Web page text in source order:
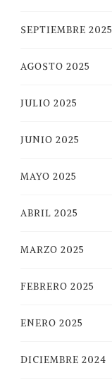
SEPTIEMBRE 2025
AGOSTO 2025
JULIO 2025
JUNIO 2025
MAYO 2025
ABRIL 2025
MARZO 2025
FEBRERO 2025
ENERO 2025
DICIEMBRE 2024